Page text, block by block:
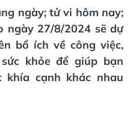
ngày; tử vi hôm nay;
ngày 27/8/2024 sẽ dự
bổ ích về công việc,
khỏe để giúp bạn
khía cạnh khác nhau